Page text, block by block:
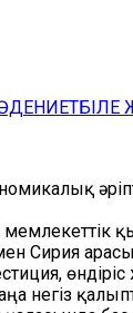
БІЛЕ
Сирия
өндіріс
негіз